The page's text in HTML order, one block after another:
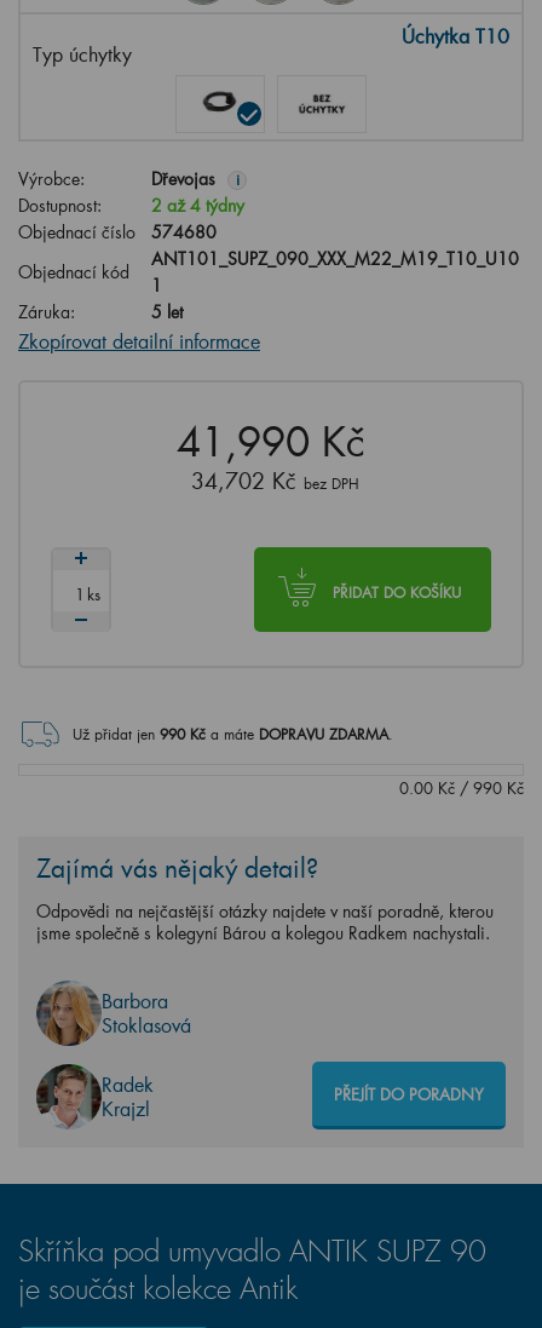
Typ úchytky
Úchytka T10
Výrobce: Dřevojas i
Dostupnost:
2 až 4 týdny
Objednací číslo
574680
Objednací kód
ANT101_SUPZ_090_XXX_M22_M19_T10_U10
1
Záruka:
5 let
Zkopírovat detailní informace
41,990 Kč
34,702 Kč bez DPH
PŘIDAT DO KOŠÍKU
ks
Už přidat jen 990Kč a máte DOPRAVU ZDARMA.
0.00 Kč / 990 Kč
Zajímá vás nějaký detail?
Odpovědi na nejčastější otázky najdete v naší poradně, kterou
jsme společně s kolegyní Bárou a kolegou Radkem nachystali.
Barbora
Stoklasová
Radek
Krajzl
PŘEJÍT DO PORADNY
Skříňka pod umyvadlo ANTIK SUPZ 90
je součást kolekce Antik